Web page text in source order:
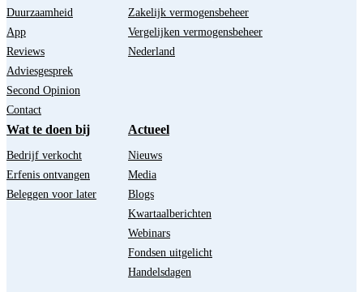
Duurzaamheid
App
Reviews
Adviesgesprek
Second Opinion
Contact
Zakelijk vermogensbeheer
Vergelijken vermogensbeheer
Nederland
Wat te doen bij
Bedrijf verkocht
Erfenis ontvangen
Beleggen voor later
Actueel
Nieuws
Media
Blogs
Kwartaalberichten
Webinars
Fondsen uitgelicht
Handelsdagen